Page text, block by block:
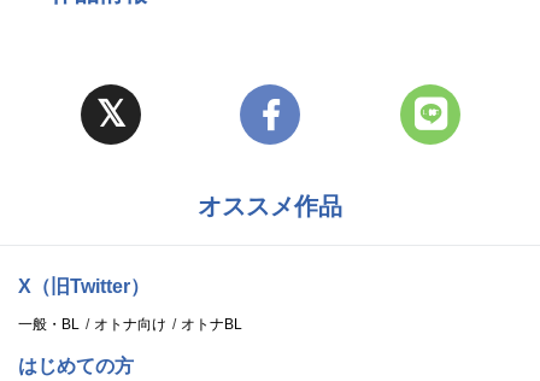
オススメ作品
X（旧Twitter）
一般・BL オトナ向け オトナBL
はじめての方